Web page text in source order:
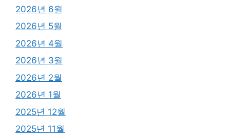
2026년 6월
2026년 5월
2026년 4월
2026년 3월
2026년 2월
2026년 1월
2025년 12월
2025년 11월